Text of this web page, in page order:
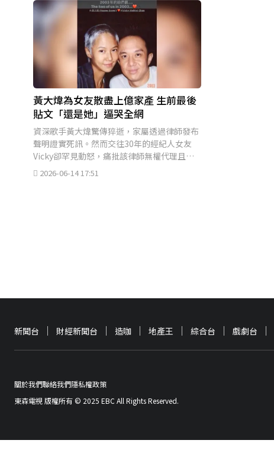
黃大煒為女友散盡上億家產 生前最後
貼文「還是她」逼哭全網
資深歌手黃大煒驚傳猝逝，家屬透過律師發布
聲明證實死訊。然而交往30年的經紀人女友
Vicky卻罕見動怒，痛批該律師無權代理且聲
明違法，讓噩耗瞬間陷入羅生門。
2026-06-14 17:51
新聞台 財經新聞台 造咖 地產王 綜合台 戲劇台
關於我們聯絡我們隱私權政策
東森電視 版權所有 © 2025 EBC All Rights Reserved.